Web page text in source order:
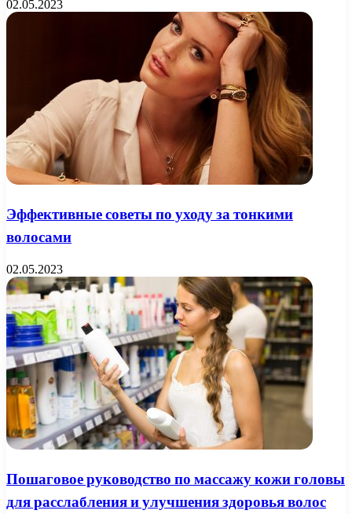
02.05.2023
Эффективные советы по уходу за тонкими
волосами
02.05.2023
Пошаговое руководство по массажу кожи головы
для расслабления и улучшения здоровья волос